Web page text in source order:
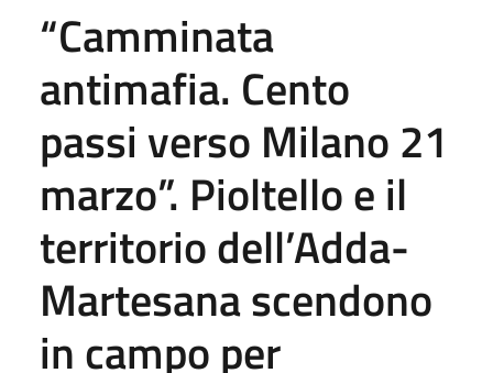
“Camminata
antimafia. Cento
passi verso Milano 21
marzo”. Pioltello e il
territorio dell’Adda-
Martesana scendono
in campo per